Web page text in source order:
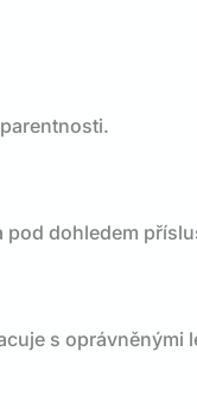
dohledem
s oprávněnými